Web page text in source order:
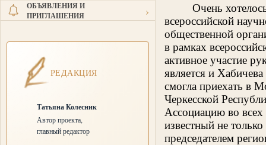
ОБЪЯВЛЕНИЯ И
ПРИГЛАШЕНИЯ
›
РЕДАКЦИЯ
Татьяна Колесник
Автор проекта,
главный редактор
Очень
всероссийской
общественной
в рамках
активное участие
является и
смогла приехать в
Черкесской
Ассоциацию во
известный не
председателем